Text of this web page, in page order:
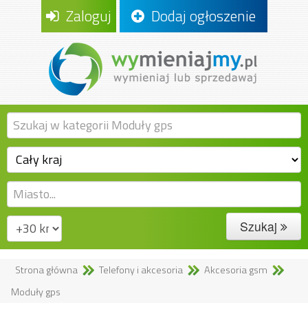
Zaloguj Dodaj ogłoszenie
Szukaj
Strona główna Telefony i akcesoria
Akcesoria gsm
Moduły gps